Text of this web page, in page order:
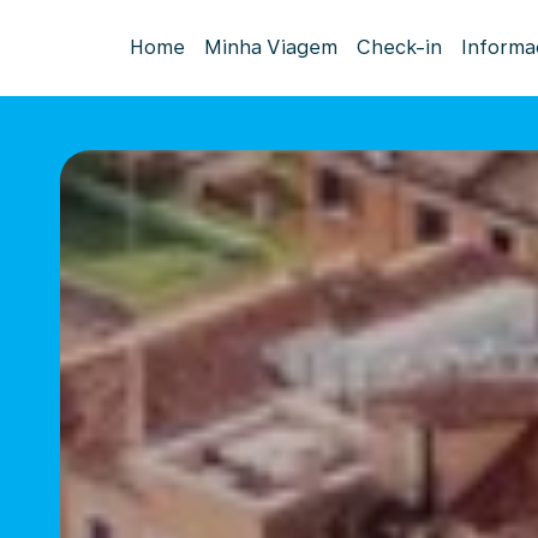
Home Minha Viagem Check-in